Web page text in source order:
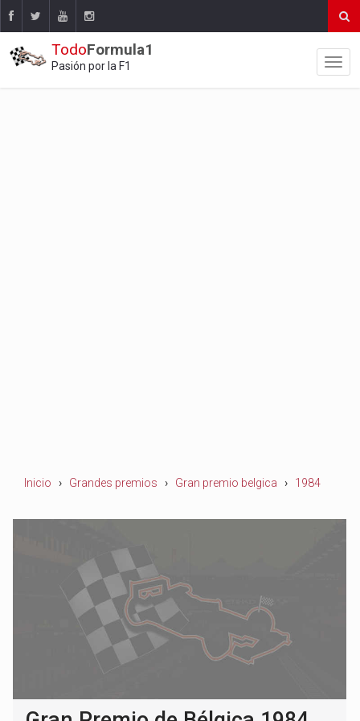
TodoFormula1
Pasión por la F1
Inicio Grandes premios Gran premio belgica 1984